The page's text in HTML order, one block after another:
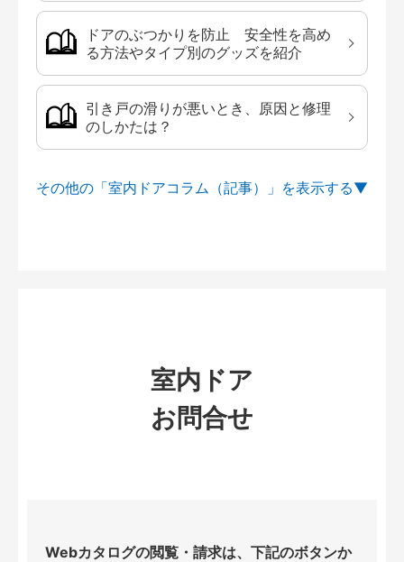
ドアのぶつかりを防止 安全性を高め
る方法やタイプ別のグッズを紹介
引き戸の滑りが悪いとき、原因と修理
のしかたは？
その他の「室内ドアコラム（記事）」を
室内ドア
お問合せ
Webカタログの閲覧・請求は、下記のボタンか